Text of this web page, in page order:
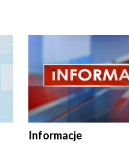
Informacje